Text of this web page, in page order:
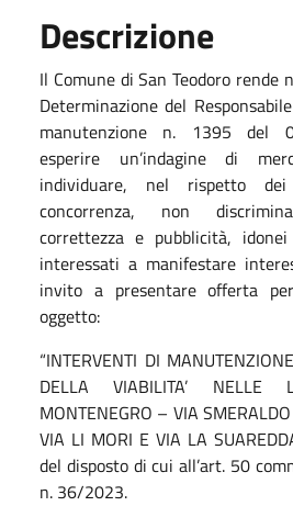
Descrizione
Il Comune di San Teodoro rende
Determinazione del
manutenzione n. 1395 del
esperire un’indagine di
individuare, nel rispetto
concorrenza, non
correttezza e pubblicità,
interessati a manifestare
invito a presentare offerta
oggetto:
“INTERVENTI DI
DELLA VIABILITA’ NELLE
MONTENEGRO – VIA
VIA LI MORI E VIA LA
del disposto di cui all’art. 50
n. 36/2023.